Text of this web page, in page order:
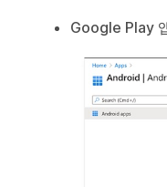
Google Play